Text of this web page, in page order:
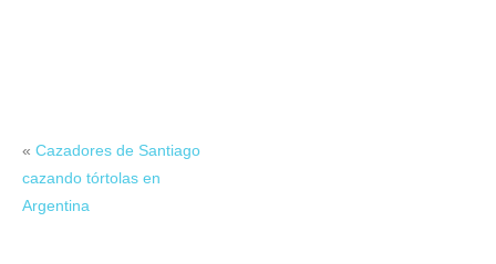
« Cazadores de Santiago
cazando tórtolas en
Argentina